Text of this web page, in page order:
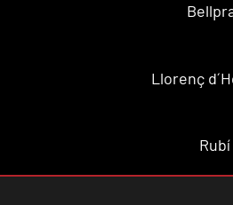
Llorenç
Rubí